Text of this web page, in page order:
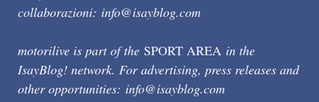
collaborazioni: info@isayblog.com
motorilive is part of the SPORT AREA in the
IsayBlog! network. For advertising, press releases and
other opportunities: info@isayblog.com